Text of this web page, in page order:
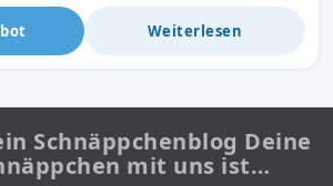
Weiterlesen
Schnäppchenblog Deine
mit uns ist…